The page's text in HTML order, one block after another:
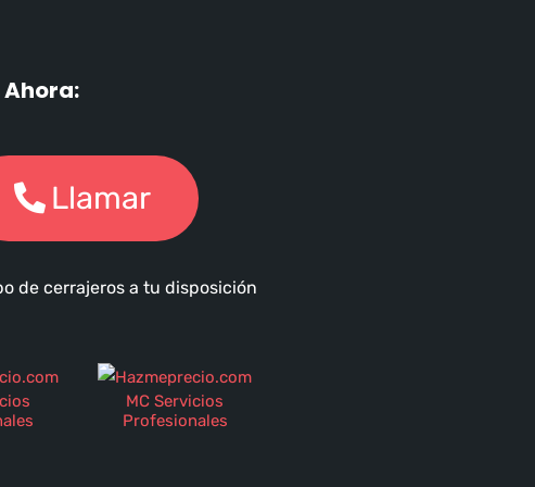
Llamar
de cerrajeros a tu disposición
MC Servicios
Profesionales